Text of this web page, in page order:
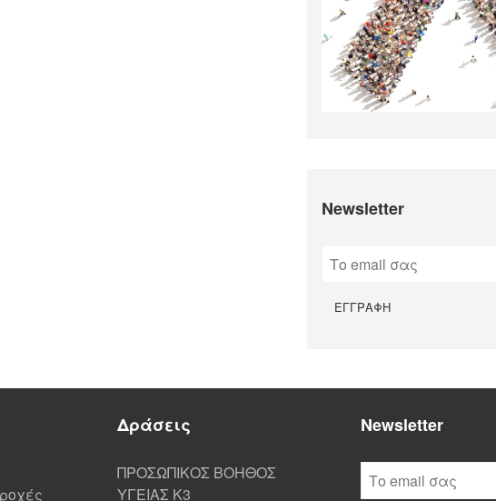
Newsletter
Δράσεις
ΠΡΟΣΩΠΙΚΟΣ ΒΟΗΘΟΣ
ΥΓΕΙΑΣ K3
Newsletter